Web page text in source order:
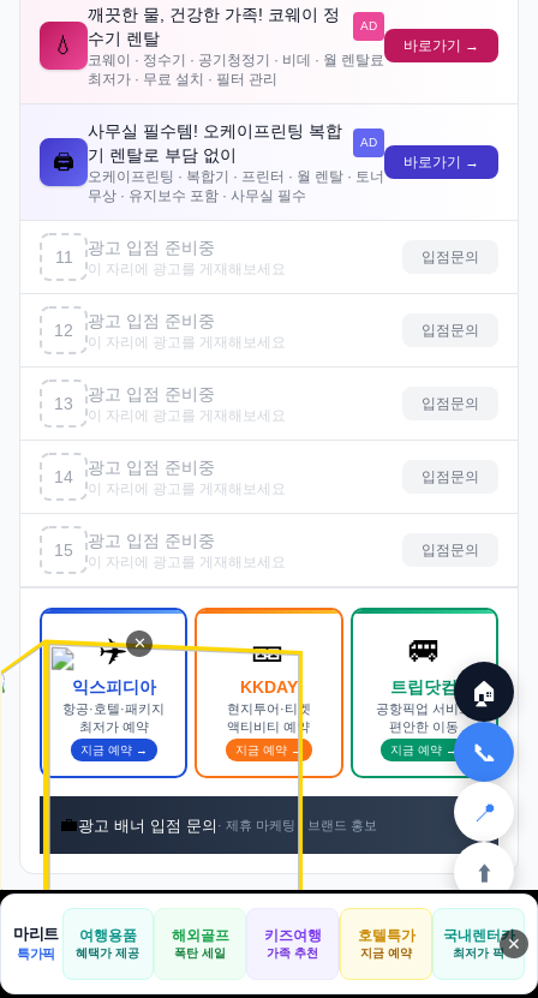
💧
깨끗한 물, 건강한 가족! 코웨이 정
수기 렌탈
AD
코웨이 · 정수기 · 공기청정기 · 비데 · 월 렌탈료
최저가 · 무료 설치 · 필터 관리
바로가기 →
🖨️
사무실 필수템! 오케이프린팅 복합
기 렌탈로 부담 없이
AD
오케이프린팅 · 복합기 · 프린터 · 월 렌탈 · 토너
무상 · 유지보수 포함 · 사무실 필수
바로가기 →
11 광고 입점 준비중
이 자리에 광고를 게재해보세요
입점문의
12 광고 입점 준비중
이 자리에 광고를 게재해보세요
입점문의
13 광고 입점 준비중
이 자리에 광고를 게재해보세요
입점문의
14 광고 입점 준비중
이 자리에 광고를 게재해보세요
입점문의
15 광고 입점 준비중
이 자리에 광고를 게재해보세요
입점문의
✈️
익스피디아
항공·호텔·패키지
최저가 예약
지금 예약 →
🎫
KKDAY
현지투어·티켓
액티비티 예약
지금 예약 →
🚐
트립닷컴
공항픽업 서비스
편안한 이동
지금 예약 →
💼광고 배너 입점 문의 · 제휴 마케팅 · 브랜드 홍보 →
🔍 인천 웨딩카 추천
🏠
💬
커뮤
🚗
기사
📋
🛒
쿠팡
🎁
테무
🏠
📞
📍
⬆️
🏠 📝
견적 커뮤니티
🚐
기사등록
🛒
아마존
✕
마리트
특가픽
여행용품
혜택가 제공
해외골프
폭탄 세일
키즈여행
가족 추천
호텔특가
지금 예약
국내렌터카
최저가 픽 ✕